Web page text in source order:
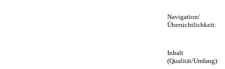
Navigation/
Übersichtlichkeit:
Inhalt
(Qualität/Umfang):